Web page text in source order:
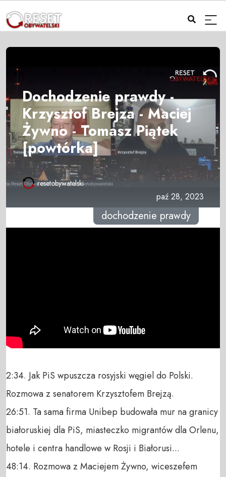
Dochodzenie prawdy -
Krzysztof Brejza - Maciej
Żywno - Tomasz Piątek
[powtórka]
resetobywatelski
paź 28, 2023
dochodzenie prawdy
2:34. Jak PiS wpuszcza rosyjski węgiel do Polski.
Rozmowa z senatorem Krzysztofem Brejzą.
26:51. Ta sama firma Unibep budowała mur na granicy
białoruskiej dla PiS, miasteczko migrantów dla Orlenu,
hotele i centra handlowe w Rosji i Białorusi...
48:14. Rozmowa z Maciejem Żywno, wiceszefem